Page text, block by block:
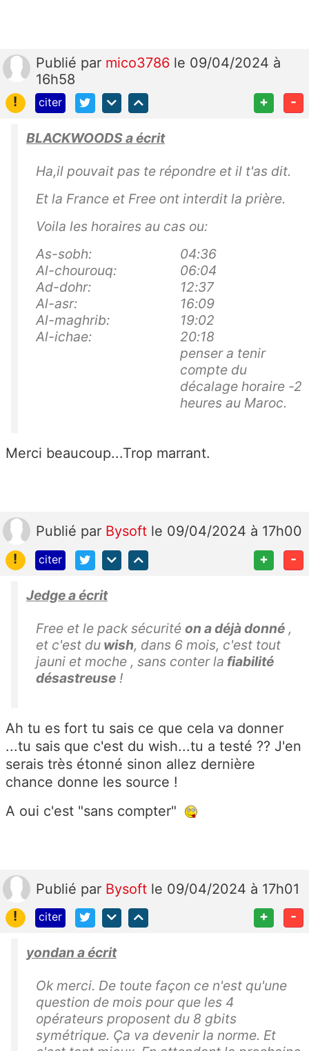
Publié par mico3786 le 09/04/2024 à
16h58
!
citer + -
BLACKWOODS a écrit
Ha,il pouvait pas te répondre et il t'as dit.
Et la France et Free ont interdit la prière.
Voila les horaires au cas ou:
As-sobh:
04:36
Al-chourouq:
06:04
Ad-dohr:
12:37
Al-asr:
16:09
Al-maghrib:
19:02
Al-ichae:
20:18
penser a tenir
compte du
décalage horaire -2
heures au Maroc.
Merci beaucoup...Trop marrant.
Publié par Bysoft le 09/04/2024 à 17h00
!
citer + -
Jedge a écrit
Free et le pack sécurité on a déjà donné ,
et c'est du wish, dans 6 mois, c'est tout
jauni et moche , sans conter la fiabilité
désastreuse !
Ah tu es fort tu sais ce que cela va donner
...tu sais que c'est du wish...tu a testé ?? J'en
serais très étonné sinon allez dernière
chance donne les source !
A oui c'est "sans compter"
Publié par Bysoft le 09/04/2024 à 17h01
!
citer + -
yondan a écrit
Ok merci. De toute façon ce n'est qu'une
question de mois pour que les 4
opérateurs proposent du 8 gbits
symétrique. Ça va devenir la norme. Et